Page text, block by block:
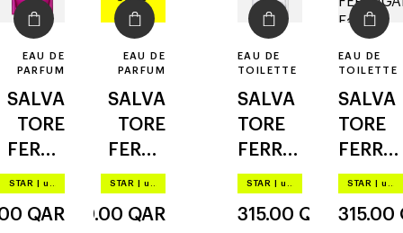
EAU DE
PARFUM
SALVA
TORE
FERRA
GAMO
na
STAR up to –20%
QAR
EAU DE
PARFUM
SALVA
TORE
FERRA
GAMO
na
STAR up to –20%
420.00 QAR
EAU DE
TOILETTE
SALVA
TORE
FERRA
GAMO
ferraga
STAR up to –20%
315.00 QAR
EAU DE
TOILETTE
SALVA
TORE
FERRA
GAMO
ferraga
STAR up to –20%
315.00